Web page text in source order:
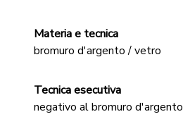
Materia e tecnica
bromuro d'argento / vetro
Tecnica esecutiva
negativo al bromuro d'argento